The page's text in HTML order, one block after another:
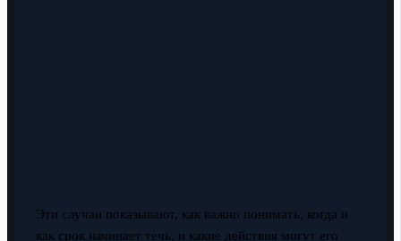
Эти случаи показывают, как важно понимать, когда и
как срок начинает течь, и какие действия могут его